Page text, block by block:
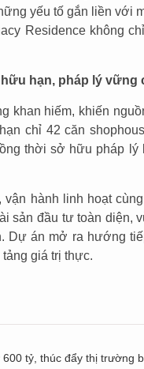
yếu tố gắn liền với
Residence không
hạn, pháp lý vững
khan hiếm, khiến
chỉ 42 căn
thời sở hữu pháp lý
hành linh hoạt
sản đầu tư toàn diện,
Dự án mở ra hướng
giá trị thực.
tỷ, thúc đẩy thị trường